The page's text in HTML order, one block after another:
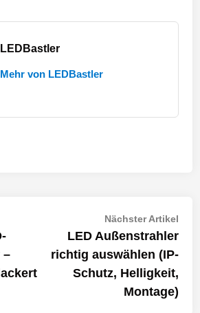
LEDBastler
Mehr von LEDBastler
–
Nächster Artikel
LED Außenstrahler
richtig auswählen (IP-
Schutz, Helligkeit,
Montage)